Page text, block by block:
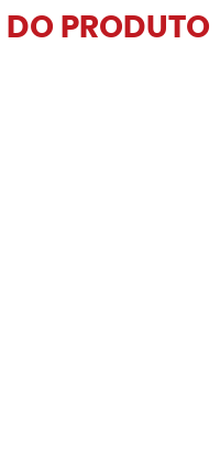
DO PRODUTO